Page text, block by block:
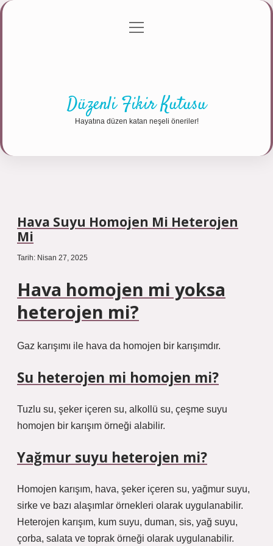
Gizlilik Politikası
menüyü
Düzenli Fikir Kutusu
Hayatına düzen katan neşeli öneriler!
Hava Suyu Homojen Mi Heterojen
Mi
Tarih: Nisan 27, 2025
Hava homojen mi yoksa
heterojen mi?
Gaz karışımı ile hava da homojen bir karışımdır.
Su heterojen mi homojen mi?
Tuzlu su, şeker içeren su, alkollü su, çeşme suyu
homojen bir karışım örneği alabilir.
Yağmur suyu heterojen mi?
Homojen karışım, hava, şeker içeren su, yağmur suyu,
sirke ve bazı alaşımlar örnekleri olarak uygulanabilir.
Heterojen karışım, kum suyu, duman, sis, yağ suyu,
çorba, salata ve toprak örneği olarak uygulanabilir.